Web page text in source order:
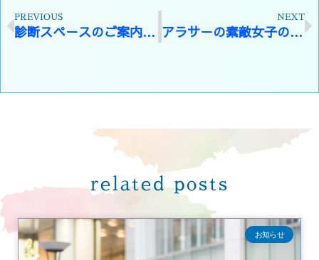
PREVIOUS
診断スペースのご案内（宇都宮／小山）
NEXT
アラサーの素敵女子のお二人でした☆顔タイプ診断宇都宮
related posts
お知らせ